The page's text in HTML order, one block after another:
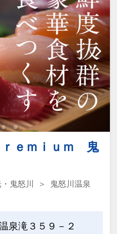
ｒｅｍｉｕｍ 鬼
鬼怒川
鬼怒川温泉
泉滝３５９－２